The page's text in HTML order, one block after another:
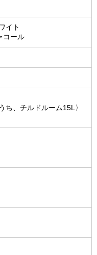
イト
コール
ち、チルドルーム15L〉